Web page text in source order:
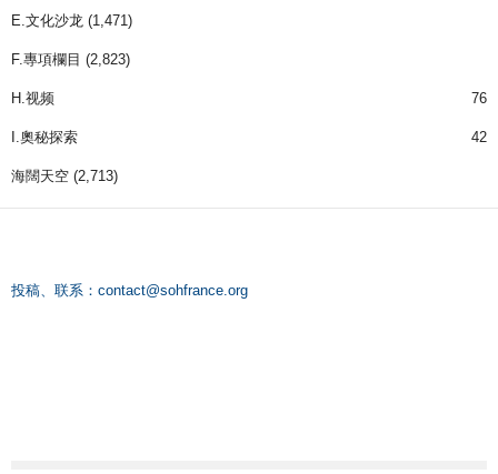
E.文化沙龙 (1,471)
F.專項欄目 (2,823)
H.视频 76
I.奧秘探索 42
海闊天空 (2,713)
投稿、联系： contact@sohfrance.org